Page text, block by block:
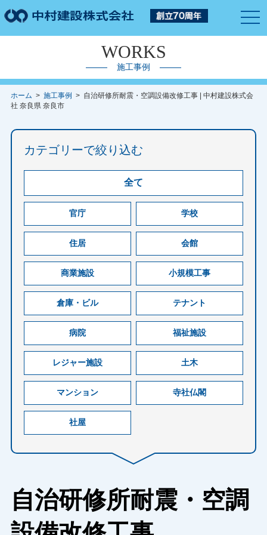
WORKS
施工事例
ホーム > 施工事例 > 自治研修所耐震・空調設備改修工事 | 中村建設株式会
社 奈良県 奈良市
カテゴリーで絞り込む
全て
官庁 学校
住居 会館
商業施設 小規模工事
倉庫・ビル テナント
病院 福祉施設
レジャー施設 土木
マンション 寺社仏閣
社屋
自治研修所耐震・空調